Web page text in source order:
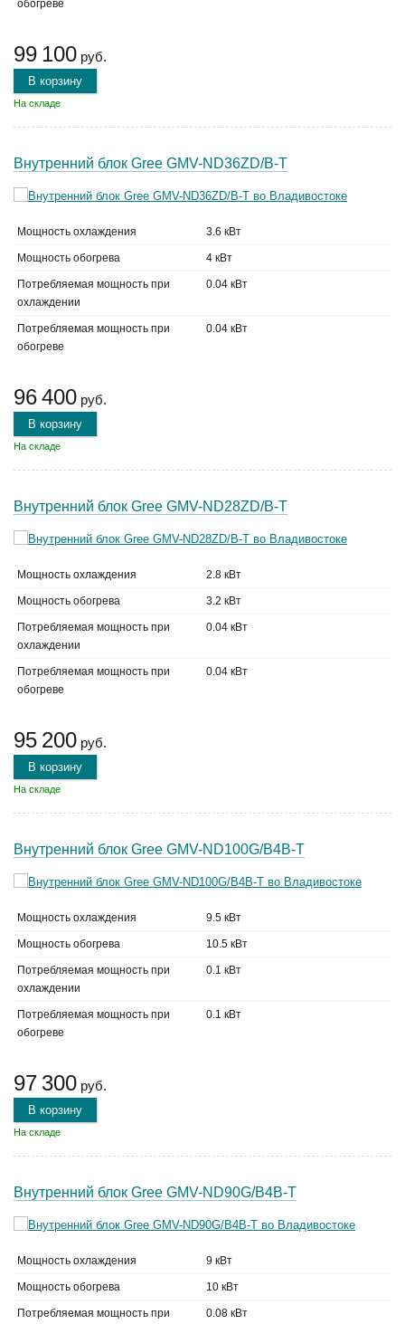
обогреве
99 100 руб.
В корзину
На складе
Внутренний блок Gree GMV-ND36ZD/B-T
Мощность охлаждения 3.6 кВт
Мощность обогрева 4 кВт
Потребляемая мощность при
охлаждении
0.04 кВт
Потребляемая мощность при
обогреве
0.04 кВт
96 400 руб.
В корзину
На складе
Внутренний блок Gree GMV-ND28ZD/B-T
Мощность охлаждения 2.8 кВт
Мощность обогрева 3.2 кВт
Потребляемая мощность при
охлаждении
0.04 кВт
Потребляемая мощность при
обогреве
0.04 кВт
95 200 руб.
В корзину
На складе
Внутренний блок Gree GMV-ND100G/B4B-T
Мощность охлаждения 9.5 кВт
Мощность обогрева 10.5 кВт
Потребляемая мощность при
охлаждении
0.1 кВт
Потребляемая мощность при
обогреве
0.1 кВт
97 300 руб.
В корзину
На складе
Внутренний блок Gree GMV-ND90G/B4B-T
Мощность охлаждения 9 кВт
Мощность обогрева 10 кВт
Потребляемая мощность при
0.08 кВт